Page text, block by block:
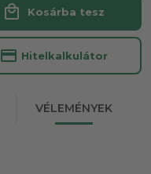
local_mall Kosárba tesz
credit_card Hitelkalkulátor
VÉLEMÉNYEK